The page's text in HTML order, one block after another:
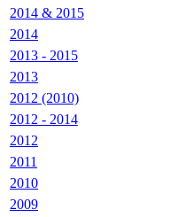
2014 & 2015
2014
2013 - 2015
2013
2012 (2010)
2012 - 2014
2012
2011
2010
2009